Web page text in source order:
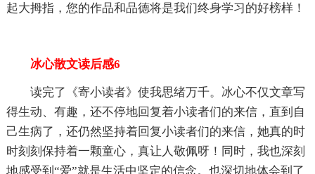
起大拇指，您的作品和品德将是我们终身学习的好榜样！
冰心散文读后感6
读完了《寄小读者》使我思绪万千。冰心不仅文章写
得生动、有趣，还不停地回复着小读者们的来信，直到自
己生病了，还仍然坚持着回复小读者们的来信，她真的时
时刻刻保持着一颗童心，真让人敬佩呀！同时，我也深刻
地感受到“爱”就是生活中坚定的信念。也深切地体会到了